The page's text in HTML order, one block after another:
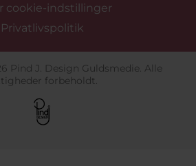
cookie-indstillinger
Privatlivspolitik
Pind J. Design Guldsmedie. Alle
forbeholdt.